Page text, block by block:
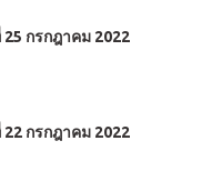
และซื้อขายที่ 8.63 เห
ดียวกัน การบำรุงรักษา
ามล่าช้าในการจัดหา ดัง
กรกฎาคม 2022
กรกฎาคม 2022